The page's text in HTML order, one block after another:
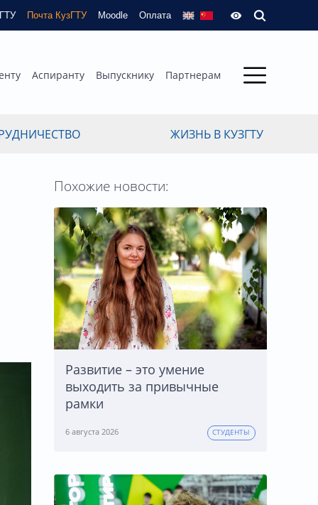
Почта КузГТУ Moodle Оплата
Аспиранту Выпускнику Партнерам
ЖИЗНЬ В КУЗГТУ
Похожие новости:
Развитие – это умение
выходить за привычные
рамки
6 августа 2026 СТУДЕНТЫ